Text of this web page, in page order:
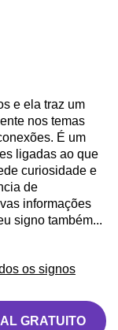
e ela traz um
nos temas
É um
ligadas ao que
curiosidade e
de
informações
signo também...
os signos
GRATUITO